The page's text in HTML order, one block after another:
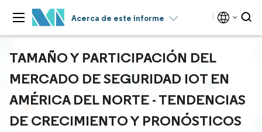
Acerca de este informe
TAMAÑO Y PARTICIPACIÓN DEL
MERCADO DE SEGURIDAD IOT EN
AMÉRICA DEL NORTE - TENDENCIAS
DE CRECIMIENTO Y PRONÓSTICOS